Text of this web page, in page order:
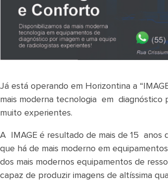
Já está operando em Horizontina a
mais moderna tecnologia em diagnóstico
muito experientes.
A IMAGE é resultado de mais de 15 anos
que há de mais moderno em
dos mais modernos equipamentos de
capaz de produzir imagens de altíssima